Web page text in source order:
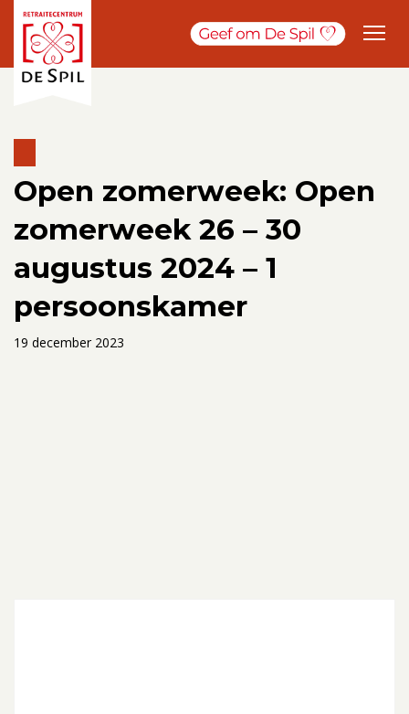
Open zomerweek: Open
zomerweek 26 – 30
augustus 2024 – 1
persoonskamer
19 december 2023